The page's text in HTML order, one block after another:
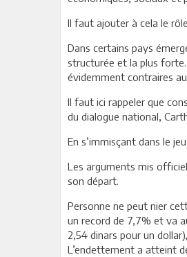
Il faut ajouter à cela le
Dans certains pays
structurée et la plus forte.
évidemment contraires
Il faut ici rappeler que
du dialogue national,
En s’immisçant dans le
Les arguments mis
son départ.
Personne ne peut nier
un record de 7,7% et va
2,54 dinars pour un
L’endettement a atteint